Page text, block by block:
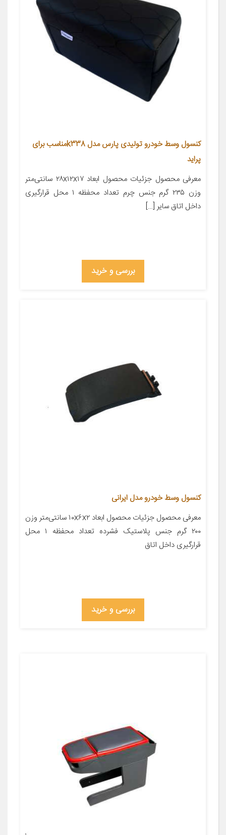
کنسول وسط خودرو تولیدی پارس مدل k338مناسب برای
پراید
معرفی محصول جزئیات محصول ابعاد ۲۸x۱۲x۱۷ سانتی‌متر
وزن ۲۳۵ گرم جنس چرم تعداد محفظه ۱ محل قرارگیری
داخل اتاق سایر […]
بررسی و خرید
کنسول وسط خودرو مدل ایرانی
معرفی محصول جزئیات محصول ابعاد ۱۰x۶x۲ سانتی‌متر وزن
۲۰۰ گرم جنس پلاستیک فشرده تعداد محفظه ۱ محل
قرارگیری داخل اتاق
بررسی و خرید